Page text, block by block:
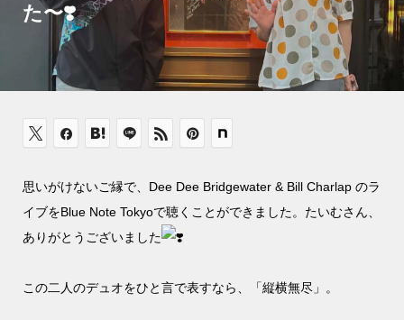
た〜❣️
思いがけないご縁で、Dee Dee Bridgewater & Bill Charlap のラ
イブをBlue Note Tokyoで聴くことができました。たいむさん、
ありがとうございました
この二人のデュオをひと言で表すなら、「縦横無尽」。